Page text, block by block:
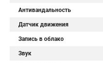
Антивандальность
Датчик движения
Запись в облако
Звук